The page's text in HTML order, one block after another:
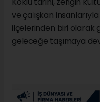
Köklü tarihi, zengin
ve çalışkan
ilçelerinden biri olarak
geleceğe taşımaya